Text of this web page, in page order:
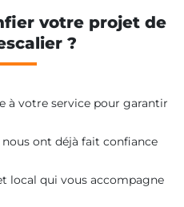
votre projet de
?
à votre service pour garantir
ont déjà fait confiance
local qui vous accompagne